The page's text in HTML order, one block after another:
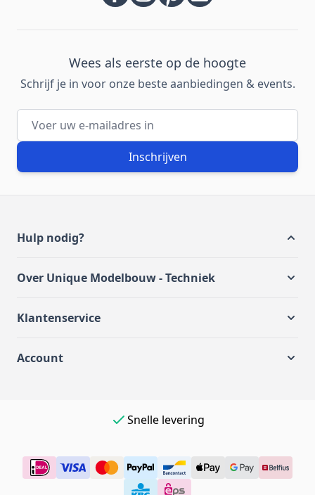
Wees als eerste op de hoogte
Schrijf je in voor onze beste aanbiedingen & events.
E-mailadres
Inschrijven
Hulp nodig?
Over Unique Modelbouw - Techniek
Klantenservice
Account
Eenvoudig online betalen